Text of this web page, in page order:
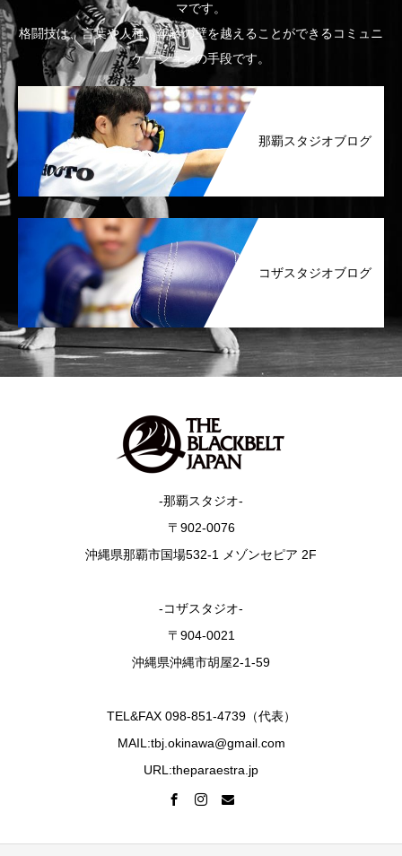
マです。
格闘技は、言葉や人種、年齢の壁を越えることができるコミュニ
ケーションの手段です。
那覇スタジオブログ
コザスタジオブログ
-那覇スタジオ-
〒902-0076
沖縄県那覇市国場532-1 メゾンセピア 2F
-コザスタジオ-
〒904-0021
沖縄県沖縄市胡屋2-1-59
TEL&FAX 098-851-4739（代表）
MAIL:tbj.okinawa@gmail.com
URL:theparaestra.jp